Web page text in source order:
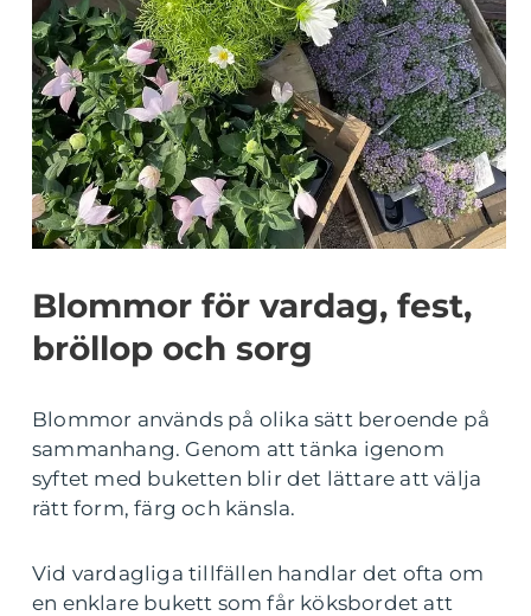
Blommor för vardag, fest,
bröllop och sorg
Blommor används på olika sätt beroende på
sammanhang. Genom att tänka igenom
syftet med buketten blir det lättare att välja
rätt form, färg och känsla.
Vid vardagliga tillfällen handlar det ofta om
en enklare bukett som får köksbordet att